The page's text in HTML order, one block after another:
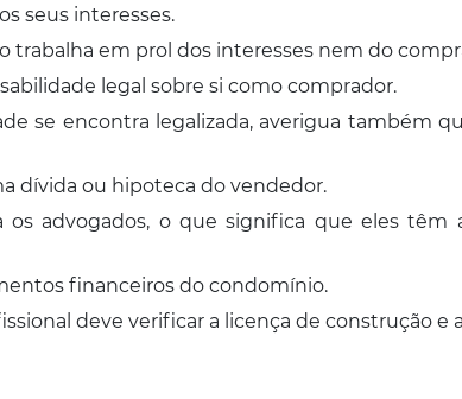
seus interesses.
trabalha em prol dos interesses nem do
legal sobre si como comprador.
se encontra legalizada, averigua também
dívida ou hipoteca do vendedor.
os advogados, o que significa que eles têm
financeiros do condomínio.
deve verificar a licença de construção e